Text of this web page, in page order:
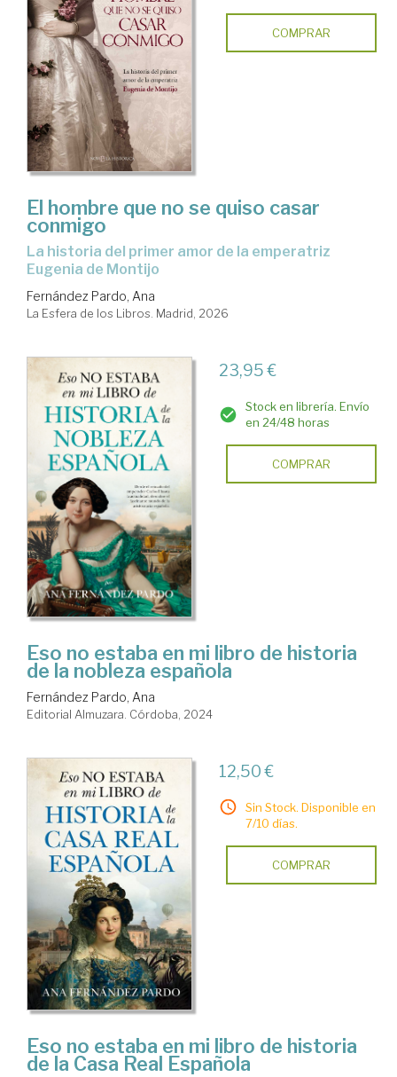
COMPRAR
El hombre que no se quiso casar
conmigo
La historia del primer amor de la emperatriz
Eugenia de Montijo
Fernández Pardo, Ana
La Esfera de los Libros. Madrid, 2026
23,95 €
Stock en librería. Envío
en 24/48 horas
COMPRAR
Eso no estaba en mi libro de historia
de la nobleza española
Fernández Pardo, Ana
Editorial Almuzara. Córdoba, 2024
12,50 €
Sin Stock. Disponible en
7/10 días.
COMPRAR
Eso no estaba en mi libro de historia
de la Casa Real Española